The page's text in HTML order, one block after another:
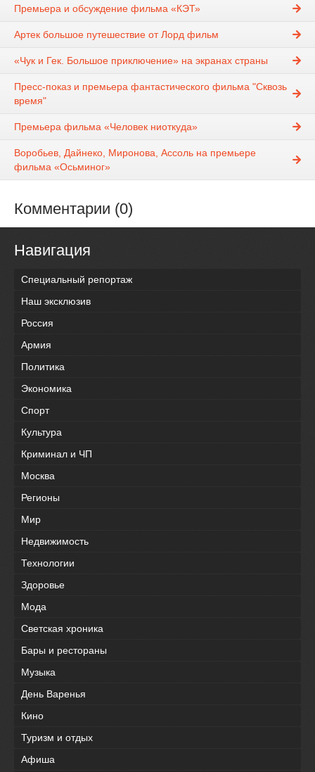
Премьера и обсуждение фильма «КЭТ»
Артек большое путешествие от Лорд фильм
«Чук и Гек. Большое приключение» на экранах страны
Пресс-показ и премьера фантастического фильма "Сквозь
время"
Премьера фильма «Человек ниоткуда»
Воробьев, Дайнеко, Миронова, Ассоль на премьере
фильма «Осьминог»
Комментарии (0)
Навигация
Специальный репортаж
Наш эксклюзив
Россия
Армия
Политика
Экономика
Спорт
Культура
Криминал и ЧП
Москва
Регионы
Мир
Недвижимость
Технологии
Здоровье
Мода
Светская хроника
Бары и рестораны
Музыка
День Варенья
Кино
Туризм и отдых
Афиша